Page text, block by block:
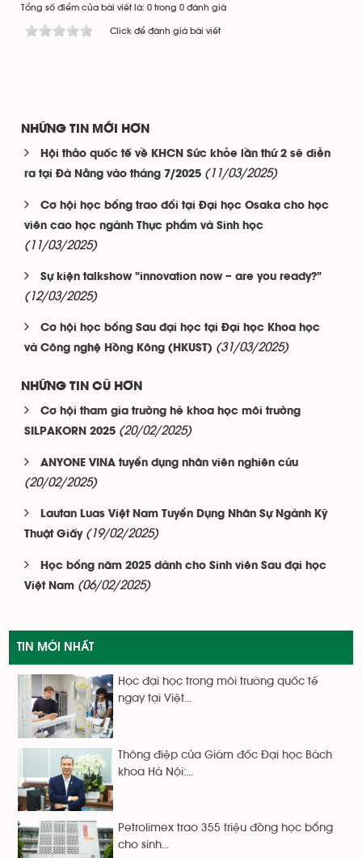
Tổng số điểm của bài viết là: 0 trong 0 đánh giá
Click để đánh giá bài viết
NHỮNG TIN MỚI HƠN
Hội thảo quốc tế về KHCN Sức khỏe lần thứ 2 sẽ diễn
ra tại Đà Nẵng vào tháng 7/2025 (11/03/2025)
Cơ hội học bổng trao đổi tại Đại học Osaka cho học
viên cao học ngành Thực phẩm và Sinh học
(11/03/2025)
Sự kiện talkshow "innovation now – are you ready?"
(12/03/2025)
Cơ hội học bổng Sau đại học tại Đại học Khoa học
và Công nghệ Hồng Kông (HKUST) (31/03/2025)
NHỮNG TIN CŨ HƠN
Cơ hội tham gia trường hè khoa học môi trường
SILPAKORN 2025 (20/02/2025)
ANYONE VINA tuyển dụng nhân viên nghiên cứu
(20/02/2025)
Lautan Luas Việt Nam Tuyển Dụng Nhân Sự Ngành Kỹ
Thuật Giấy (19/02/2025)
Học bổng năm 2025 dành cho Sinh viên Sau đại học
Việt Nam (06/02/2025)
TIN MỚI NHẤT
Học đại học trong môi trường quốc tế
ngay tại Việt...
Thông điệp của Giám đốc Đại học Bách
khoa Hà Nội:...
Petrolimex trao 355 triệu đồng học bổng
cho sinh...